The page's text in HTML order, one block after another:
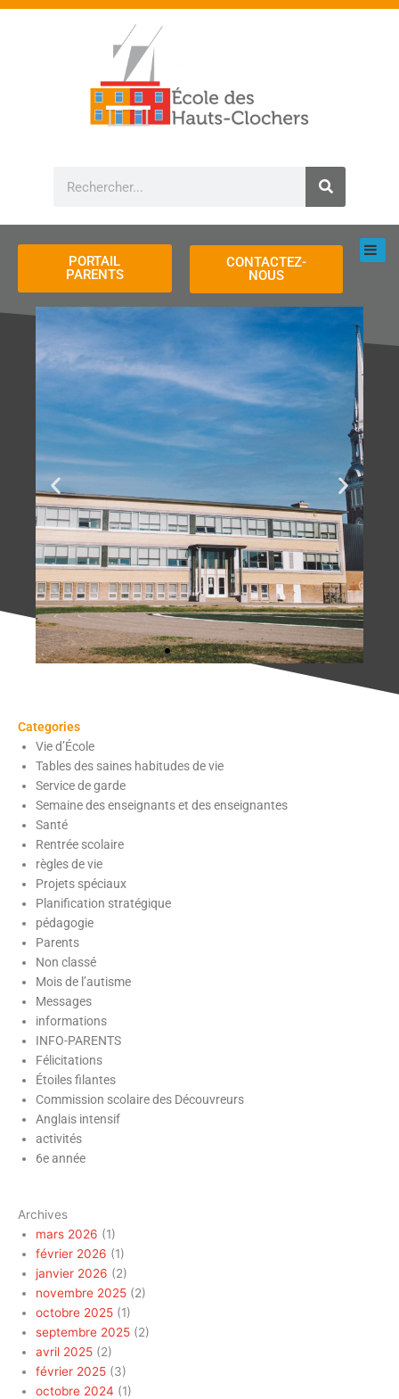
Aller
PORTAIL
PARENTS
CONTACTEZ-
NOUS
Categories
Vie d’École
Tables des saines habitudes de vie
Service de garde
Semaine des enseignants et des enseignantes
Santé
Rentrée scolaire
règles de vie
Projets spéciaux
Planification stratégique
pédagogie
Parents
Non classé
Mois de l’autisme
Messages
informations
INFO-PARENTS
Félicitations
Étoiles filantes
Commission scolaire des Découvreurs
Anglais intensif
activités
6e année
Archives
mars 2026 (1)
février 2026 (1)
janvier 2026 (2)
novembre 2025 (2)
octobre 2025 (1)
septembre 2025 (2)
avril 2025 (2)
février 2025 (3)
octobre 2024 (1)